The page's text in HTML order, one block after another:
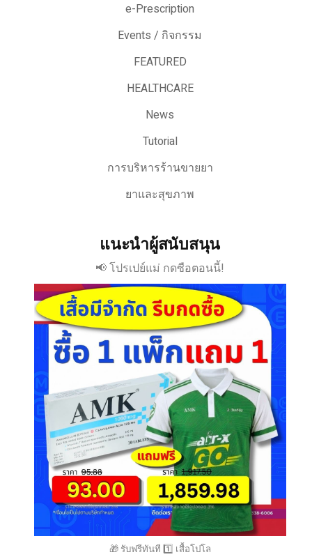
e-Prescription
Events / กิจกรรม
FEATURED
HEALTHCARE
News
Tutorial
การบริหารร้านขายยา
ยาและสุขภาพ
แนะนำผู้สนับสนุน
📢 โปรเปย์แม่ กดซือตอนนี้!
🎁 รับฟรีทันที 1️⃣ เสื้อโปโล